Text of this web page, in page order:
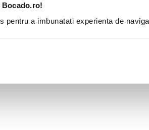
Bocado.ro!
pentru a imbunatati experienta de